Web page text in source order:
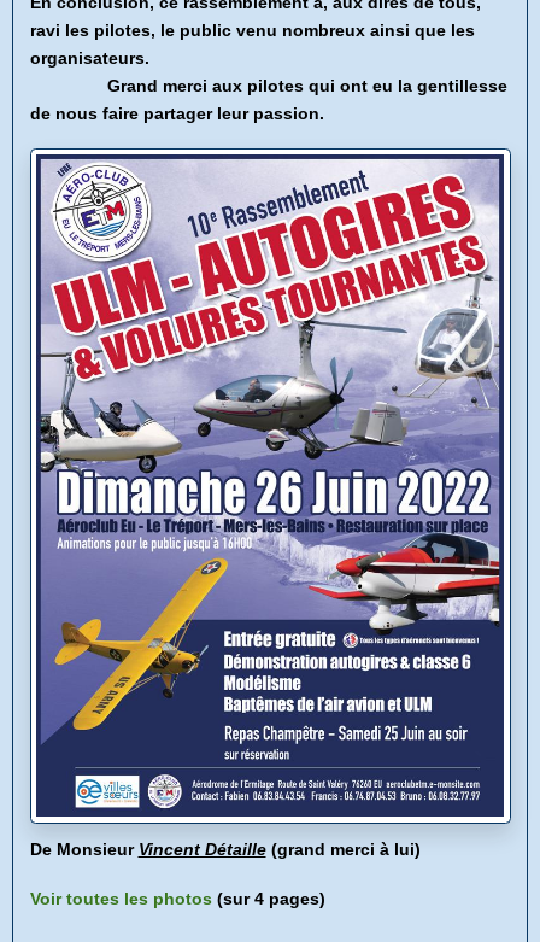
ravi les pilotes, le public venu nombreux ainsi que les
organisateurs.
Grand merci aux pilotes qui ont eu la gentillesse
de nous faire partager leur passion.
De Monsieur Vincent Détaille(grand merci à lui)
Voir toutes les photos(sur 4 pages)